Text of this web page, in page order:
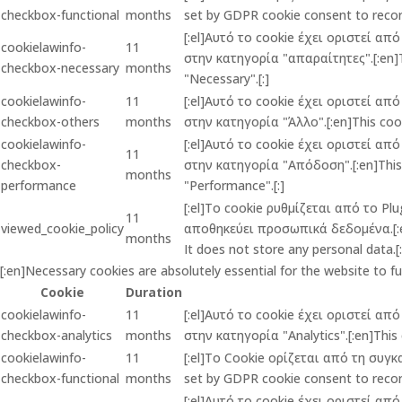
checkbox-functional months
set by GDPR cookie consent to
cookielawinfo-
checkbox-necessary
11
months
[:el]Αυτό το cookie έχει οριστεί
στην κατηγορία
"Necessary".[:]
cookielawinfo-
checkbox-others
11
months
[:el]Αυτό το cookie έχει οριστεί
στην κατηγορία "Άλλο".[:en]This
cookielawinfo-
checkbox-
performance
11
months
[:el]Αυτό το cookie έχει οριστεί
στην κατηγορία
"Performance".[:]
viewed_cookie_policy
11
months
[:el]Το cookie ρυθμίζεται από το
αποθηκεύει προσωπικά
It does not store any personal
[:en]Necessary cookies are absolutely essential for the website to
Cookie
Duration
cookielawinfo-
checkbox-analytics
11
months
[:el]Αυτό το cookie έχει οριστεί
στην κατηγορία
cookielawinfo-
checkbox-functional
11
months
[:el]Το Cookie ορίζεται από τη
set by GDPR cookie consent to